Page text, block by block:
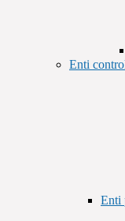
Enti
Enti